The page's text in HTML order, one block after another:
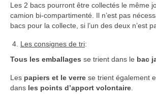
Les 2 bacs pourront être collectés le même
camion bi-compartimenté. Il n’est pas
bacs pour la collecte, si l’un des deux n’est
Les consignes de tri:
Tous les emballages se trient dans le bac
Les papiers et le verre se trient également
dans les points d’apport volontaire